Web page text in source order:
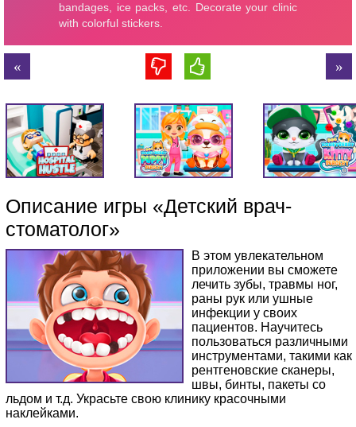
Описание игры «Детский врач-
стоматолог»
В этом увлекательном
приложении вы сможете
лечить зубы, травмы ног,
раны рук или ушные
инфекции у своих
пациентов. Научитесь
пользоваться различными
инструментами, такими как
рентгеновские сканеры,
швы, бинты, пакеты со
льдом и т.д. Украсьте свою клинику красочными
наклейками.